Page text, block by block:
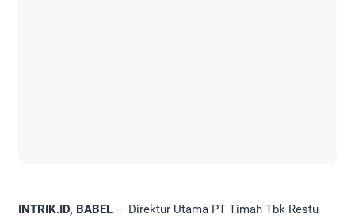
INTRIK.ID, BABEL — Direktur Utama PT Timah Tbk Restu